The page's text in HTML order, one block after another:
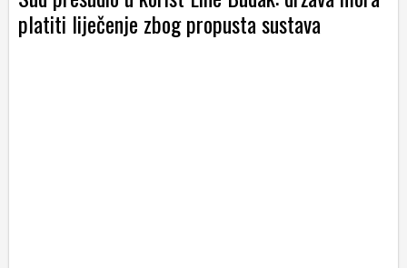
HRVATSKI
WEB
platiti liječenje zbog propusta sustava